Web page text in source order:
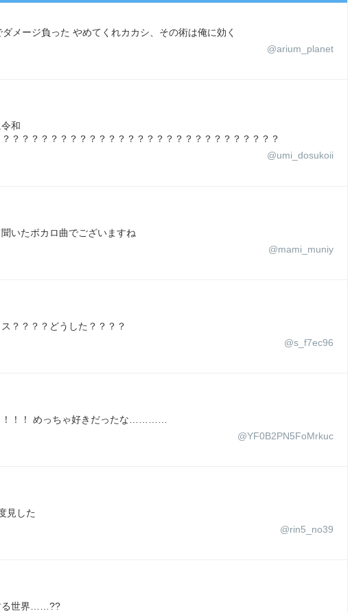
メージ負った やめてくれカカシ、その術は俺に効く
@arium_planet
和
？？？？？？？？？？？？？？？？？？？？？？？？？？？？
@umi_dosukoii
いたボカロ曲でございますね
@mami_muniy
？？？？どうした？？？？
@s_f7ec96
！！！ めっちゃ好きだったな…………
@YF0B2PN5FoMrkuc
見した
@rin5_no39
る世界……??